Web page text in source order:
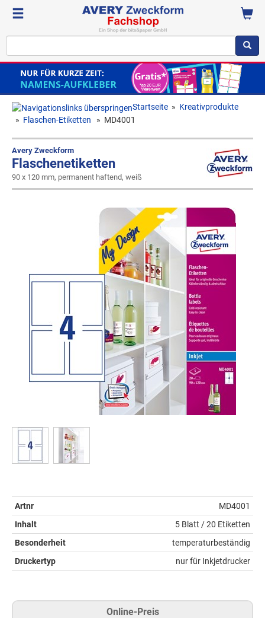
Startseite » Kreativprodukte
» Flaschen-Etiketten » MD4001
Avery Zweckform
Flaschenetiketten
90 x 120 mm, permanent haftend, weiß
Artnr
MD4001
Inhalt
5 Blatt / 20 Etiketten
Besonderheit
temperaturbeständig
Druckertyp
nur für Inkjetdrucker
Online-Preis